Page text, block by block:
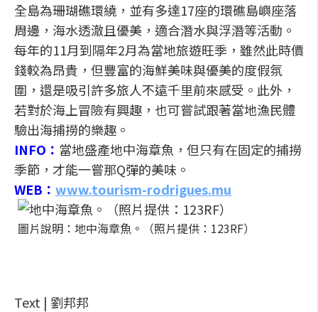
全島為珊瑚礁環繞，並有多達17座的環礁島嶼座落
周邊，海水透澈且優美，適合潛水與浮潛等活動。
每年的11月到隔年2月為當地旅遊旺季，雖然此時價
錢較為昂貴，但豐富的海鮮美味與優美的度假氛
圍，還是吸引許多旅人不遠千里前來感受。此外，
若對於海上冒險有興趣，也可嘗試跟著當地漁民體
驗出海捕撈的樂趣。
INFO： 當地盛產地中海章魚，但只有在固定的捕撈
季節，才能一嘗那Q彈的美味。
WEB： www.tourism-rodrigues.mu
圖片說明：地中海章魚。（照片提供：123RF）
Text | 劉邦邦